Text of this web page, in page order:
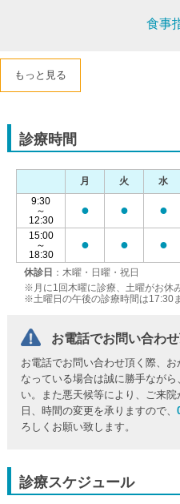
食事
もっと見る
診療時間
休診日 ：木曜・日曜・祝日
※月に1回木曜に診療、土曜がお休
※土曜日の午後の診療時間は17:30
月 火 水
9:30
～
12:30
● ● ●
15:00
～
18:30
● ● ●
お電話でお問い合わ
お電話でお問い合わせ頂く際、
なっている場合は誠に勝手ながら
い。また悪天候等により、ご来
日、時間の変更を承りますので、
ろしくお願い致します。
診療スケジュール